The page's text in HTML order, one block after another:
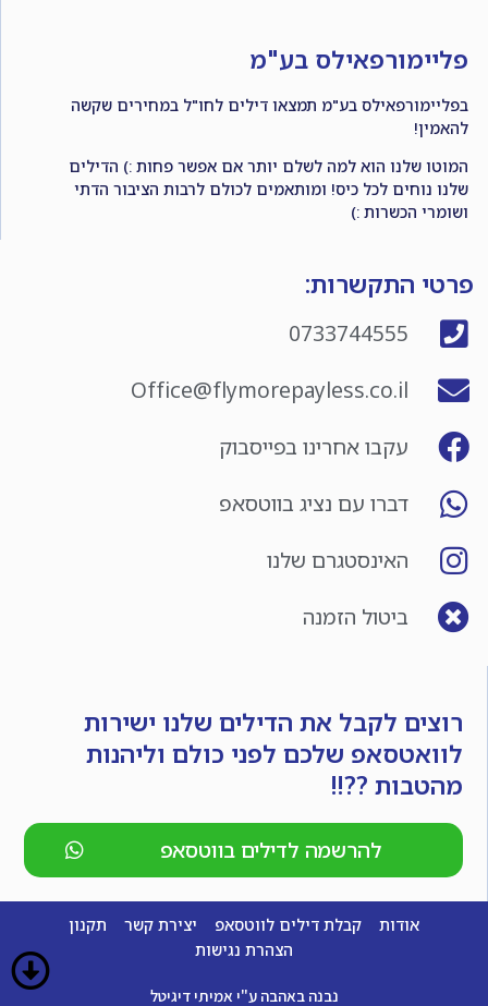
פליימורפאילס בע"מ
בפליימורפאילס בע"מ תמצאו דילים לחו"ל במחירים שקשה
להאמין!
המוטו שלנו הוא למה לשלם יותר אם אפשר פחות :) הדילים
שלנו נוחים לכל כיס! ומותאמים לכולם לרבות הציבור הדתי
ושומרי הכשרות :)
פרטי התקשרות:
0733744555
Office@flymorepayless.co.il
עקבו אחרינו בפייסבוק
דברו עם נציג בווטסאפ
האינסטגרם שלנו
ביטול הזמנה
רוצים לקבל את הדילים שלנו ישירות
לוואטסאפ שלכם לפני כולם וליהנות
מהטבות ??!!
להרשמה לדילים בווטסאפ
אודות קבלת דילים לווטסאפ יצירת קשר
תקנון
הצהרת נגישות
נבנה באהבה ע"י אמיתי דיגיטל